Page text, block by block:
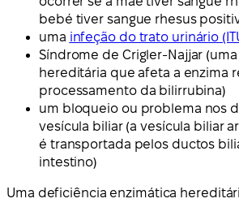
bebé tiver sangue rhesus
uma infeção do trato urinário
Síndrome de Crigler-Najjar
hereditária que afeta a enzima
processamento da bilirrubina)
um bloqueio ou problema nos
vesícula biliar (a vesícula biliar
é transportada pelos ductos
intestino)
Uma deficiência enzimática